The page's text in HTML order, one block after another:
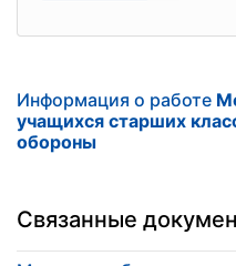
Информация о работе
учащихся старших
обороны
Связанные